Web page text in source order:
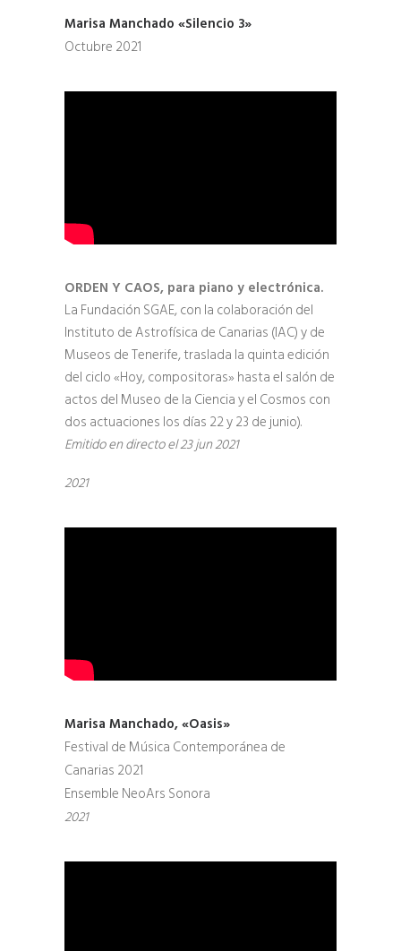
Marisa Manchado «Silencio 3»
Octubre 2021
ORDEN Y CAOS, para piano y electrónica.
La Fundación SGAE, con la colaboración del
Instituto de Astrofísica de Canarias (IAC) y de
Museos de Tenerife, traslada la quinta edición
del ciclo «Hoy, compositoras» hasta el salón de
actos del Museo de la Ciencia y el Cosmos con
dos actuaciones los días 22 y 23 de junio).
Emitido en directo el 23 jun 2021
2021
Marisa Manchado, «Oasis»
Festival de Música Contemporánea de
Canarias 2021
Ensemble NeoArs Sonora
2021